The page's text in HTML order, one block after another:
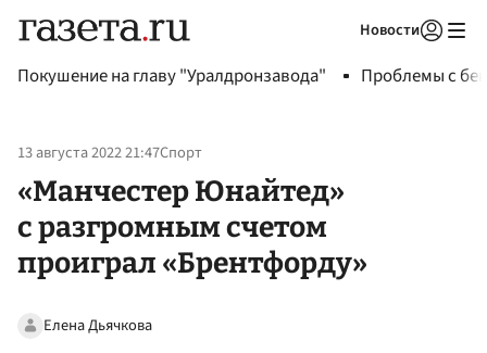
Новости
Покушение на главу "Уралдронзавода" Проблемы с
13 августа 2022 21:47Спорт
«Манчестер Юнайтед»
с разгромным счетом
проиграл «Брентфорду»
Елена Дьячкова